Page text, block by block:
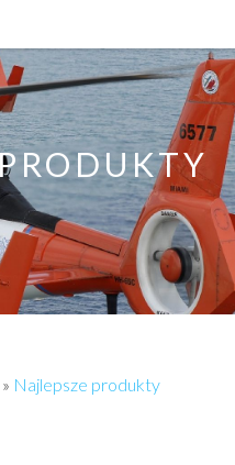
» Najlepsze produkty